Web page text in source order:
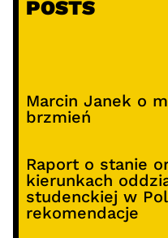
POSTS
Marcin Janek o
brzmień
Raport o stanie
kierunkach
studenckiej w
rekomendacje